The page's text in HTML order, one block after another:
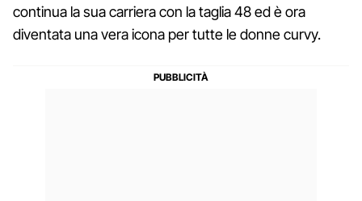
continua la sua carriera con la taglia 48 ed è ora
diventata una vera icona per tutte le donne curvy.